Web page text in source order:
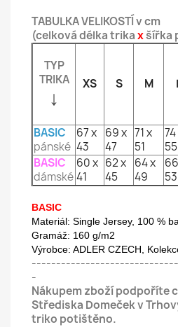
TABULKA VELIKOSTÍ v cm
(celková délka trikaxšířka
TYP
TRIKA
↓
XS S M
BASIC
pánské
67 x
43
69 x
47
71 x
51
55
BASIC
dámské
60 x
41
62 x
45
64 x
49
53
BASIC
Materiál: Single Jersey, 100 %
Gramáž: 160 g/m2
Výrobce: ADLER CZECH,
-
Nákupem zboží podpoříte
Střediska Domeček v
triko potištěno.